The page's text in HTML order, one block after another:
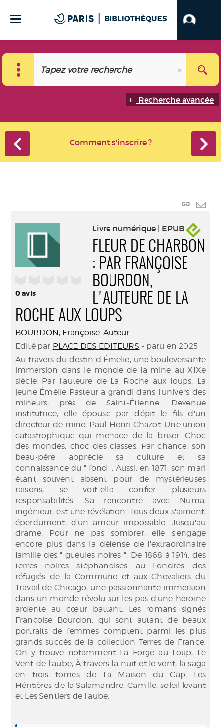
Recherche avancée
Comment s'inscrire ?
Lien
0avis
Livre numérique | EPUB
FLEUR DE CHARBON
: PAR FRANÇOISE
BOURDON,
L'AUTEURE DE LA
ROCHE AUX LOUPS
BOURDON, Françoise. Auteur
Edité par PLACE DES EDITEURS - paru en 2025
Au travers du destin d'Émelie, une bouleversante
immersion dans le monde de la mine au XIXe
siècle. Par l'auteure de La Roche aux loups. La
jeune Émélie Pasteur a grandi dans l'univers des
mineurs, près de Saint-Étienne. Devenue
institutrice, elle épouse par dépit le fils d'un
directeur de mine, Paul-Henri Chazot. Une union
catastrophique qui menace de la briser. Choc
des mondes, choc des classes. Par chance, son
beau-père apprécie sa culture et sa
connaissance du " fond ". Aussi, en 1871, son mari
étant souvent absent pour de mystérieuses
raisons, se voit-elle confier plusieurs
responsabilités. Sa rencontre avec Numa,
ingénieur, est une révélation. Tous deux s'aiment,
éperdument, d'un amour impossible. Jusqu'au
drame. Pour ne pas sombrer, elle s'engage
encore plus dans la défense de l'extraordinaire
famille des " gueules noires ". De 1868 à 1914, des
terres noires stéphanoises au Londres des
réfugiés de la Commune et aux Chevaliers du
Travail de Chicago, une passionnante immersion
dans un monde révolu sur les pas d'une héroïne
ardente au cœur battant. Les romans signés
Françoise Bourdon, qui sont autant de beaux
portraits de femmes comptent parmi les plus
grands succès de la collection Terres de France.
On y trouve notamment La Forge au Loup, Le
Vent de l'aube, À travers la nuit et le vent, la saga
en trois tomes de La Maison du Cap, Les
Héritières de la Salamandre, Camille, soleil levant
et Les Sentiers de l'aube.